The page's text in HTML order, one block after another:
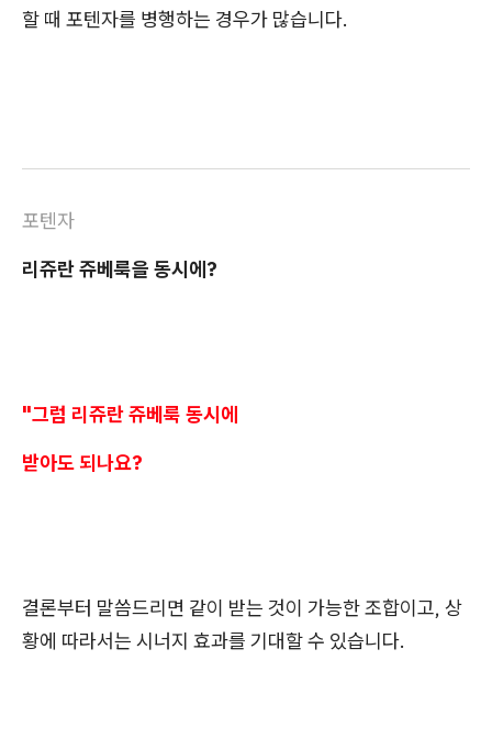
할 때 포텐자를 병행하는 경우가 많습니다.
포텐자
리쥬란 쥬베룩을 동시에?
"그럼 리쥬란 쥬베룩 동시에
받아도 되나요?
결론부터 말씀드리면 같이 받는 것이 가능한 조합이고, 상
황에 따라서는 시너지 효과를 기대할 수 있습니다.